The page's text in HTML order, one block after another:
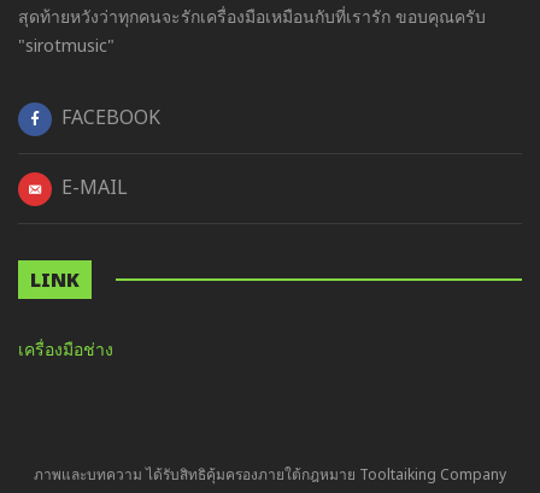
สุดท้ายหวังว่าทุกคนจะรักเครื่องมือเหมือนกับที่เรารัก ขอบคุณครับ
"sirotmusic"
FACEBOOK
E-MAIL
LINK
เครื่องมือช่าง
ภาพและบทความ ได้รับสิทธิคุ้มครองภายใต้กฎหมาย Tooltaiking Company